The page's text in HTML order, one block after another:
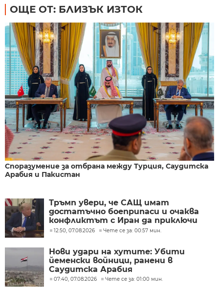
ОЩЕ ОТ: БЛИЗЪК ИЗТОК
Споразумение за отбрана между Турция, Саудитска
Арабия и Пакистан
Тръмп увери, че САЩ имат
достатъчно боеприпаси и очаква
конфликтът с Иран да приключи
скоро
12:50, 07.08.2026 Чете се за: 00:57 мин.
Нови удари на хутите: Убити
йеменски войници, ранени в
Саудитска Арабия
07:40, 07.08.2026 Чете се за: 01:00 мин.